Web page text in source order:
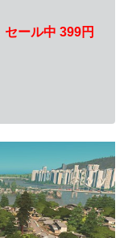
セール中 399円